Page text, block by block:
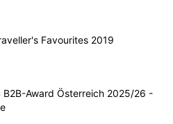
Favourites 2019
B2B-Award Österreich 2025/26 -